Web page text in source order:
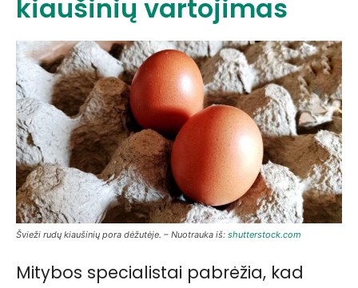
kiaušinių vartojimas
Švieži rudų kiaušinių pora dėžutėje. – Nuotrauka iš: shutterstock.com
Mitybos specialistai pabrėžia, kad